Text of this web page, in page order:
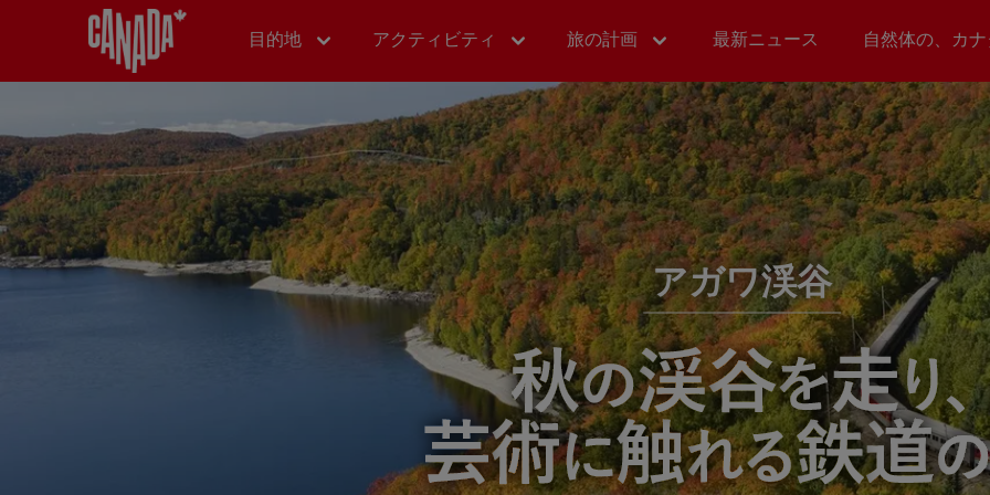
目的地 アクティビティ 旅の計画 最新ニュース 自然体の、カ
アガワ渓谷